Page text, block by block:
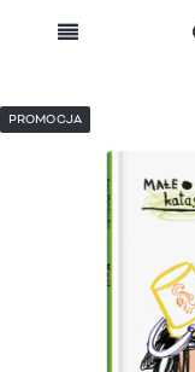
PROMOCJA